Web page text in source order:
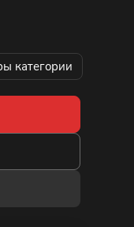
категории